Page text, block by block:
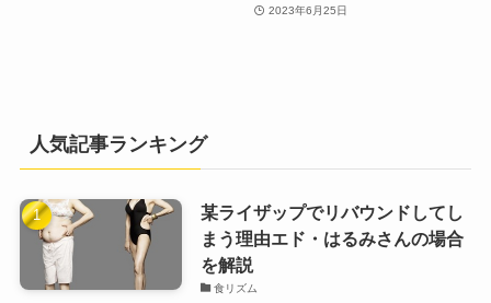
2023年6月25日
人気記事ランキング
某ライザップでリバウンドしてし
まう理由エド・はるみさんの場合
を解説
食リズム